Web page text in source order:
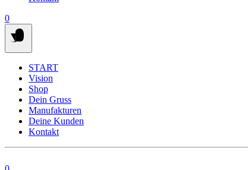
0
START
Vision
Shop
Dein Gruss
Manufakturen
Deine Kunden
Kontakt